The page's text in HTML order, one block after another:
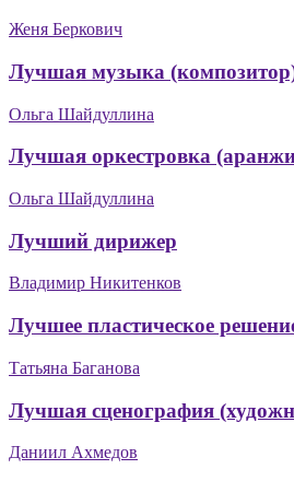
Женя Беркович
Лучшая музыка
Ольга Шайдуллина
Лучшая оркестровка
Ольга Шайдуллина
Лучший дирижер
Владимир Никитенков
Лучшее пластическое
Татьяна Баганова
Лучшая сценография
Даниил Ахмедов